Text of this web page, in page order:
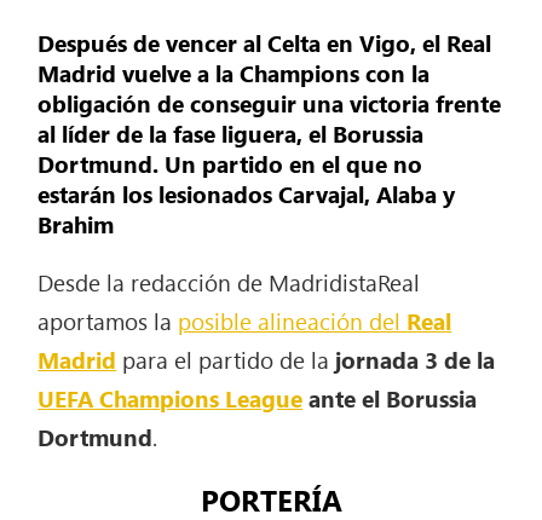
Después de vencer al Celta en Vigo, el Real
Madrid vuelve a la Champions con la
obligación de conseguir una victoria frente
al líder de la fase liguera, el Borussia
Dortmund. Un partido en el que no
estarán los lesionados Carvajal, Alaba y
Brahim
Desde la redacción de MadridistaReal
aportamos la posible alineación del Real
Madrid para el partido de la jornada 3 de la
UEFA Champions Leagueante el Borussia
Dortmund.
PORTERÍA